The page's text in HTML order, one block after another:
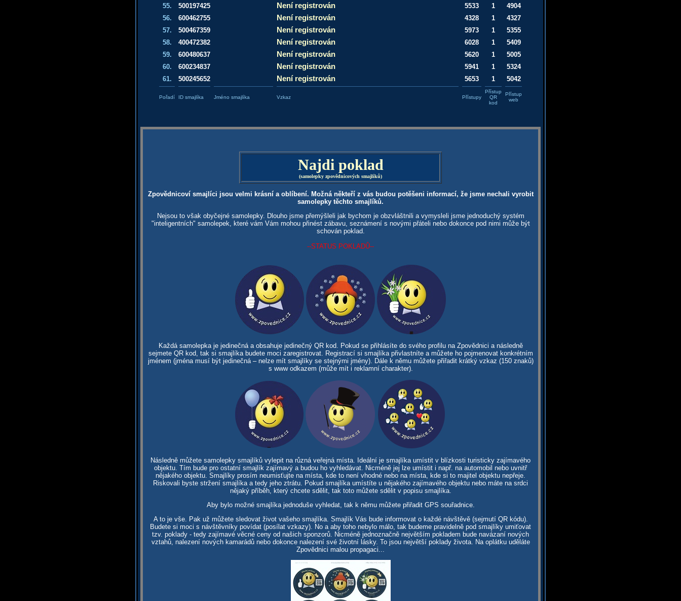
55.
500197425 Není registrován 5533 1
4904
56.
600462755 Není registrován 4328 1
4327
57.
500467359 Není registrován 5973 1
5355
58.
400472382 Není registrován 6028 1
5409
59.
600480637 Není registrován 5620 1
5005
60.
600234837 Není registrován 5941 1
5324
61.
500245652 Není registrován 5653 1 5042
Pořadí ID smajlíka Jméno smajlíka Vzkaz Přístupy
Přístup
QR
kod
Přístup
web
Najdi poklad
(samolepky zpovědnicových smajlíků)
Zpovědnicoví smajlíci jsou velmi krásní a oblíbení. Možná někteří z vás budou potěšeni informací, že jsme nechali vyrobit
samolepky těchto smajlíků.
Nejsou to však obyčejné samolepky. Dlouho jsme přemýšleli jak bychom je obzvláštnili a vymysleli jsme jednoduchý systém
"inteligentních" samolepek, které vám Vám mohou přinést zábavu, seznámení s novými přáteli nebo dokonce pod nimi může být
schován poklad.
--STATUS POKLADŮ--
Každá samolepka je jedinečná a obsahuje jedinečný QR kod. Pokud se přihlásíte do svého profilu na Zpovědnici a následně
sejmete QR kod, tak si smajlíka budete moci zaregistrovat. Registrací si smajlíka přivlastníte a můžete ho pojmenovat konkrétním
jménem (jména musí být jedinečná – nelze mít smajlíky se stejnými jmény). Dále k němu můžete přiřadit krátký vzkaz (150 znaků)
s www odkazem (může mít i reklamní charakter).
Následně můžete samolepky smajlíků vylepit na různá veřejná místa. Ideální je smajlíka umístit v blízkosti turisticky zajímavého
objektu. Tím bude pro ostatní smajlík zajímavý a budou ho vyhledávat. Nicméně jej lze umístit i např. na automobil nebo uvnitř
nějakého objektu. Smajlíky prosím neumisťujte na místa, kde to není vhodné nebo na místa, kde si to majitel objektu nepřeje.
Riskovali byste stržení smajlíka a tedy jeho ztrátu. Pokud smajlíka umístíte u nějakého zajímavého objektu nebo máte na srdci
nějaký příběh, který chcete sdělit, tak toto můžete sdělit v popisu smajlíka.
Aby bylo možné smajlíka jednoduše vyhledat, tak k němu můžete přiřadit GPS souřadnice.
A to je vše. Pak už můžete sledovat život vašeho smajlíka. Smajlík Vás bude informovat o každé návštěvě (sejmutí QR kódu).
Budete si moci s návštěvníky povídat (posílat vzkazy). No a aby toho nebylo málo, tak budeme pravidelně pod smajlíky umiťovat
tzv. poklady - tedy zajímavé věcné ceny od našich sponzorů. Nicméně jednoznačně největším pokladem bude navázaní nových
vztahů, nalezení nových kamarádů nebo dokonce nalezení své životní lásky. To jsou největší poklady života. Na oplátku uděláte
Zpovědnici malou propagaci...